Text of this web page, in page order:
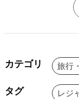
カテゴリ 旅行
タグ レジ